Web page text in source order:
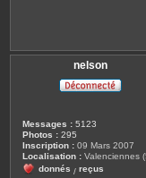
nelson
Messages : 5123
Photos : 295
Inscription : 09 Mars 2007
Localisation : Valenciennes
donnés / reçus